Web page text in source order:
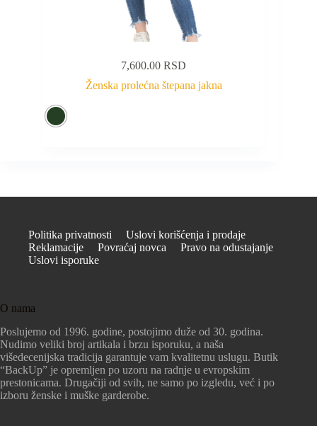
7,600.00RSD
Ženska prolećna štepana jakna
Politika privatnosti
Uslovi korišćenja i prodaje
Reklamacije
Povraćaj novca
Pravo na odustajanje
Uslovi isporuke
O nama
Poslujemo od 1996. godine, postojimo duže od 30. godina.
Nudimo veliki broj artikala i brzu isporuku, a naša
višedecenijska tradicija garantuje vam kvalitetnu uslugu. Butik
“BackUp” je opremljen po uzoru na radnje u evropskim
prestonicama. Drugačiji od svih, ne samo po izgledu, već i po
izboru ženske i muške garderobe.